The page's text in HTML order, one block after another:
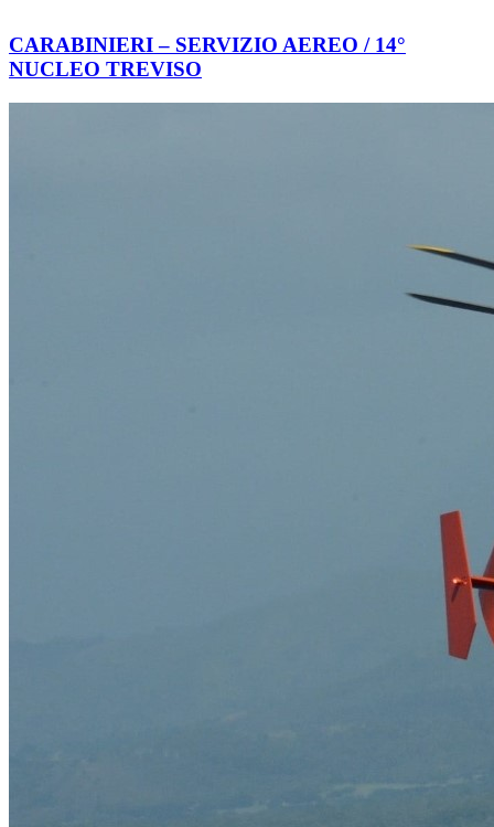
CARABINIERI – SERVIZIO AEREO / 14°
NUCLEO TREVISO